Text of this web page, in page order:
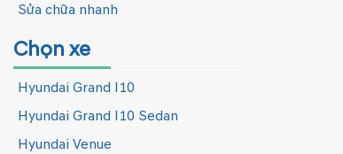
Sửa chữa nhanh
Chọn xe
Hyundai Grand I10
Hyundai Grand I10 Sedan
Hyundai Venue